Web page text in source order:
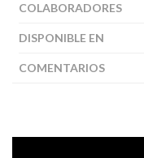
COLABORADORES
DISPONIBLE EN
COMENTARIOS